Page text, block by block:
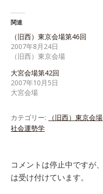
関連
（旧西）東京会場第46回
2007年8月24日
（旧西）東京会場
大宮会場第42回
2007年10月5日
大宮会場
カテゴリー: （旧西）東京会場
社会運勢学
コメントは停止中ですが、
は受け付けています。